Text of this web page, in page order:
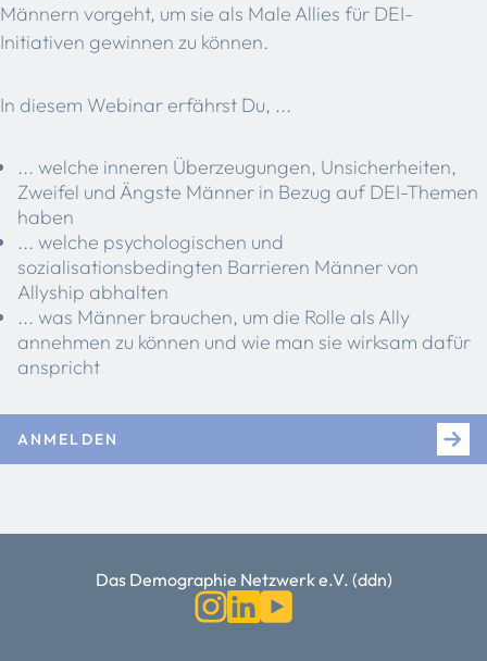
Männern vorgeht, um sie als Male Allies für DEI-
Initiativen gewinnen zu können.
In diesem Webinar erfährst Du, ...
... welche inneren Überzeugungen, Unsicherheiten,
Zweifel und Ängste Männer in Bezug auf DEI-Themen
haben
... welche psychologischen und
sozialisationsbedingten Barrieren Männer von
Allyship abhalten
... was Männer brauchen, um die Rolle als Ally
annehmen zu können und wie man sie wirksam dafür
anspricht
ANMELDEN
Das Demographie Netzwerk e.V. (ddn)